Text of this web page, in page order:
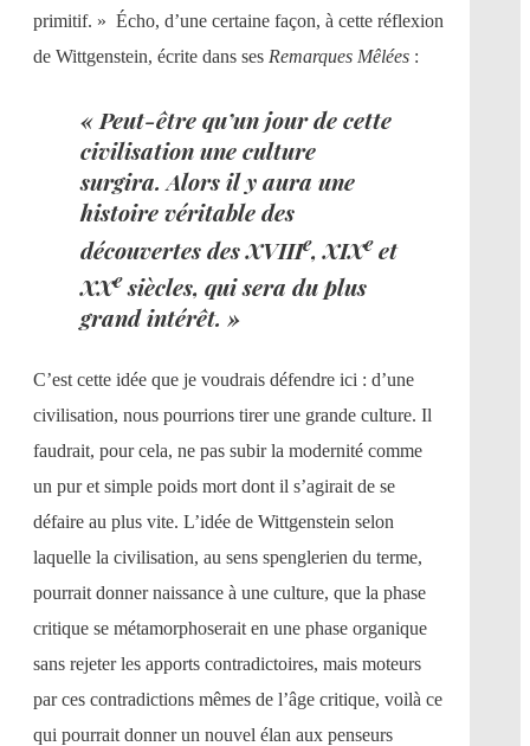
primitif. » Écho, d’une certaine façon, à cette réflexion
de Wittgenstein, écrite dans ses Remarques Mêlées :
« Peut-être qu’un jour de cette
civilisation une culture
surgira. Alors il y aura une
histoire véritable des
découvertes des XVIIIe, XIXeet
XXesiècles, qui sera du plus
grand intérêt. »
C’est cette idée que je voudrais défendre ici : d’une
civilisation, nous pourrions tirer une grande culture. Il
faudrait, pour cela, ne pas subir la modernité comme
un pur et simple poids mort dont il s’agirait de se
défaire au plus vite. L’idée de Wittgenstein selon
laquelle la civilisation, au sens spenglerien du terme,
pourrait donner naissance à une culture, que la phase
critique se métamorphoserait en une phase organique
sans rejeter les apports contradictoires, mais moteurs
par ces contradictions mêmes de l’âge critique, voilà ce
qui pourrait donner un nouvel élan aux penseurs